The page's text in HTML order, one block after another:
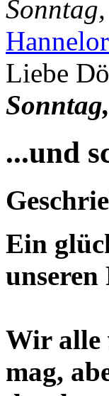
Liebe
...und
Ein
unseren
Wir alle
mag,